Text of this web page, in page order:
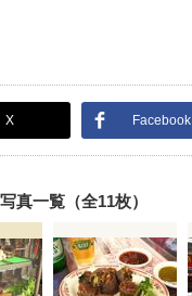
X Facebook
真一覧（全11枚）